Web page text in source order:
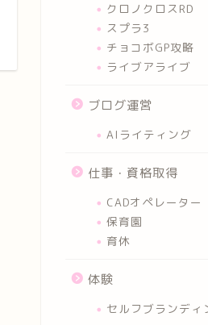
クロノクロスRD
スプラ3
チョコボGP攻略
ライブアライブ
ブログ運営
AIライティング
仕事・資格取得
CADオペレーター
保育園
育休
体験
セルフブランディ